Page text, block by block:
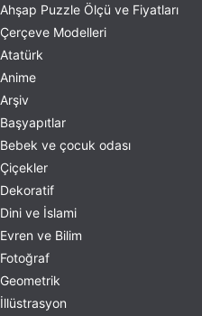
Ahşap Puzzle Ölçü ve Fiyatları
Çerçeve Modelleri
Atatürk
Anime
Arşiv
Başyapıtlar
Bebek ve çocuk odası
Çiçekler
Dekoratif
Dini ve İslami
Evren ve Bilim
Fotoğraf
Geometrik
İllüstrasyon